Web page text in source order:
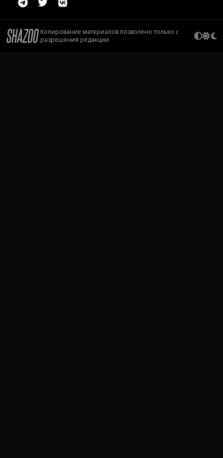
Копирование материалов позволено только с
разрешения редакции